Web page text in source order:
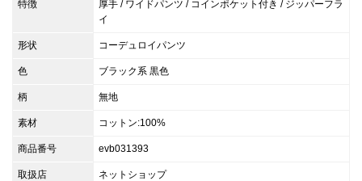
特徴
厚手 / ワイドパンツ / コインポケット付き / ジッパーフラ
イ
形状 コーデュロイパンツ
色 ブラック系 黒色
柄 無地
素材 コットン:100%
商品番号 evb031393
取扱店 ネットショップ